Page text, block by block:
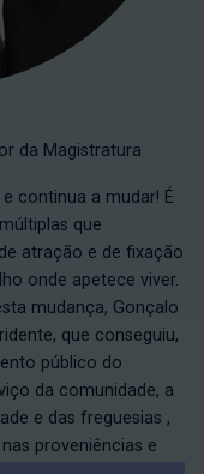
da Magistratura
continua a mudar! É
que
atração e de fixação
onde apetece viver.
mudança, Gonçalo
que conseguiu,
público do
da comunidade, a
e das freguesias ,
proveniências e